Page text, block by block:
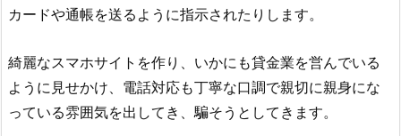
カードや通帳を送るように指示されたりします。
綺麗なスマホサイトを作り、いかにも貸金業を営んでいる
ように見せかけ、電話対応も丁寧な口調で親切に親身にな
っている雰囲気を出してき、騙そうとしてきます。